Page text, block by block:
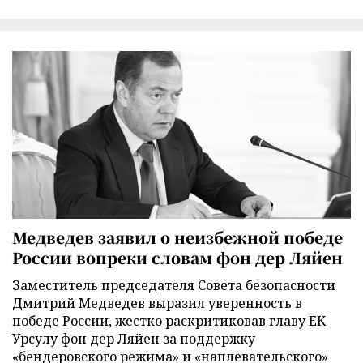
Медведев заявил о неизбежной победе
России вопреки словам фон дер Ляйен
Заместитель председателя Совета безопасности
Дмитрий Медведев выразил уверенность в
победе России, жестко раскритиковав главу ЕК
Урсулу фон дер Ляйен за поддержку
«бендеровского режима» и «наплевательского»